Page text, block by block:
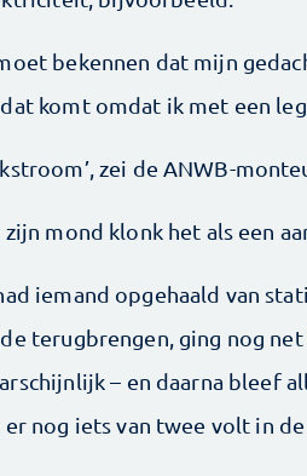
bekennen dat mijn
komt omdat ik met een
zei de ANWB-
zijn mond klonk het als een
iemand opgehaald van
terugbrengen, ging nog
– en daarna bleef
er nog iets van twee volt in de